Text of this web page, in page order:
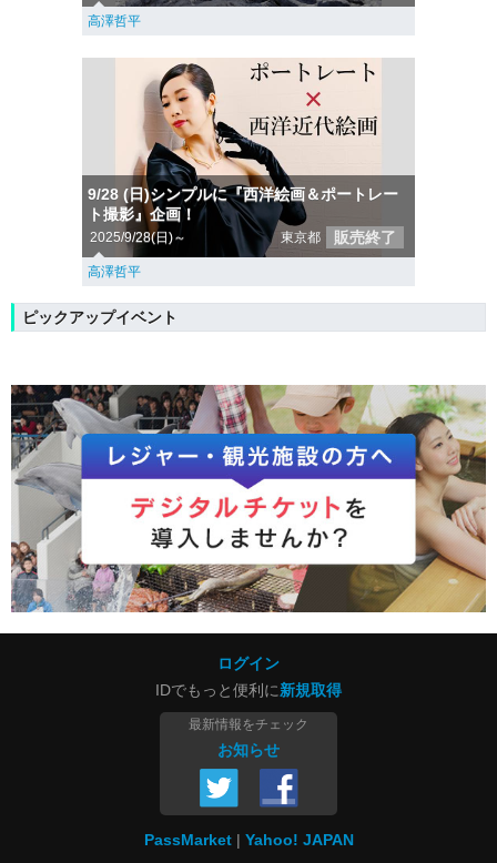
高澤哲平
9/28 (日)シンプルに『西洋絵画＆ポートレー
ト撮影』企画！
2025/9/28(日)～ 東京都 販売終了
高澤哲平
ピックアップイベント
ログイン
IDでもっと便利に新規取得
最新情報をチェック
お知らせ
PassMarket Yahoo! JAPAN